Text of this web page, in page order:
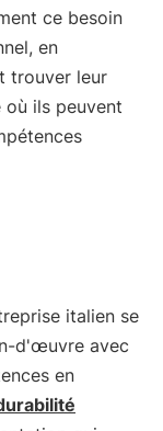
ce besoin
en
trouver leur
ils peuvent
italien se
d'œuvre avec
en